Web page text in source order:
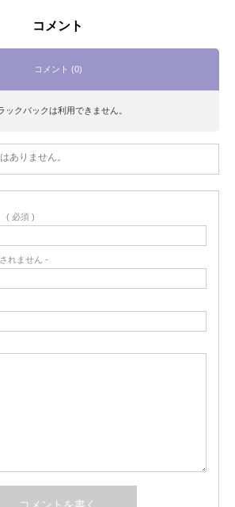
コメント
コメント (0)
ックバックは利用できません。
ありません。
( 必須 )
れません -